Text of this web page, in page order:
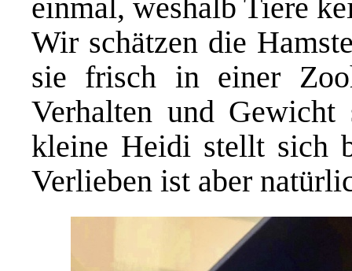
einmal, weshalb Tiere
Wir schätzen die
sie frisch in einer
Verhalten und Gewicht
kleine Heidi stellt sich
Verlieben ist aber